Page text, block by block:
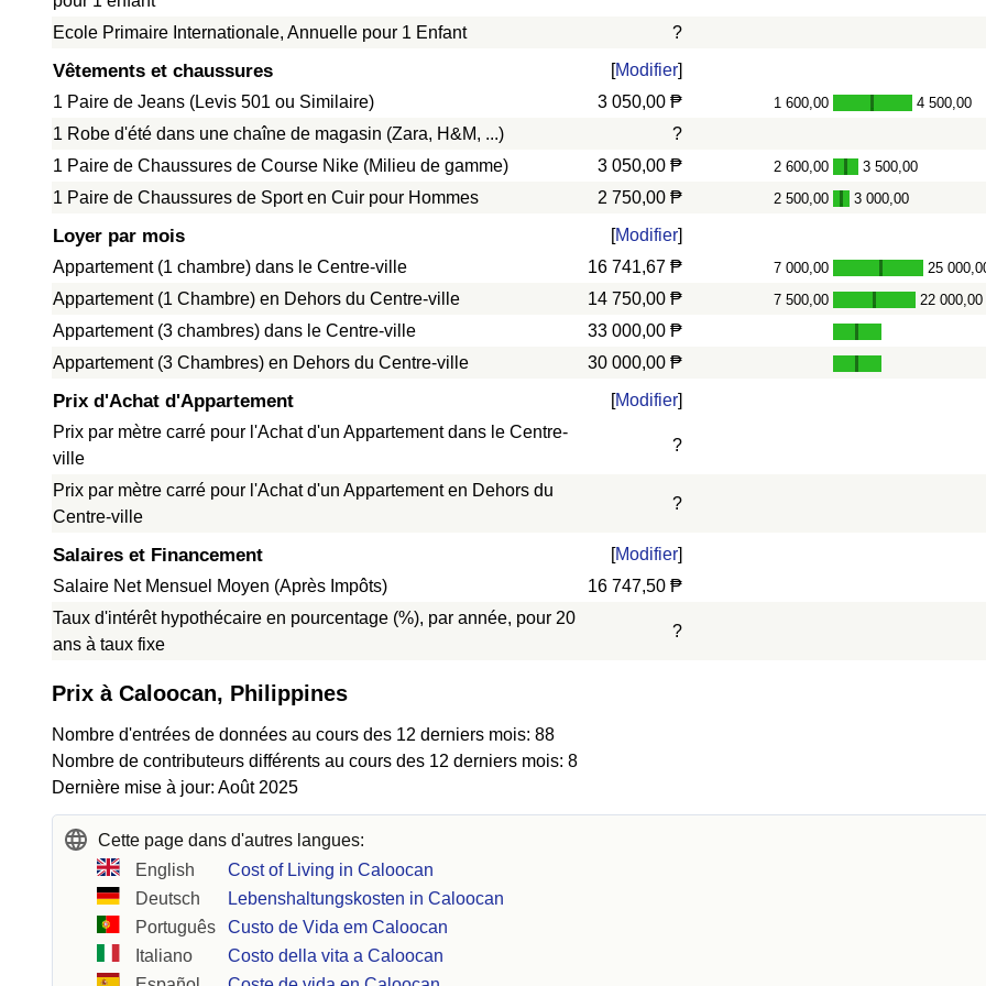
Ecole Primaire Internationale, Annuelle pour 1 Enfant
?
Vêtements et chaussures [Modifier]
1 Paire de Jeans (Levis 501 ou Similaire)
3 050,00 ₱ 1 600,00 - 4 500,00
1 Robe d'été dans une chaîne de magasin (Zara, H&M, ...)
?
1 Paire de Chaussures de Course Nike (Milieu de gamme)
3 050,00 ₱ 2 600,00 - 3 500,00
1 Paire de Chaussures de Sport en Cuir pour Hommes 2 750,00 ₱ 2 500,00 - 3 000,00
Loyer par mois [Modifier]
Appartement (1 chambre) dans le Centre-ville
16 741,67 ₱ 7 000,00 - 25
Appartement (1 Chambre) en Dehors du Centre-ville 14 750,00 ₱ 7 500,00 - 22 000,00
Appartement (3 chambres) dans le Centre-ville
33 000,00 ₱
Appartement (3 Chambres) en Dehors du Centre-ville
30 000,00 ₱
Prix d'Achat d'Appartement [Modifier]
Prix par mètre carré pour l'Achat d'un Appartement dans le Centre-
ville
?
Prix par mètre carré pour l'Achat d'un Appartement en Dehors du
Centre-ville
?
Salaires et Financement [Modifier]
Salaire Net Mensuel Moyen (Après Impôts)
16 747,50 ₱
Taux d'intérêt hypothécaire en pourcentage (%), par année, pour 20
ans à taux fixe
?
Prix à Caloocan, Philippines
Nombre d'entrées de données au cours des 12 derniers mois: 88
Nombre de contributeurs différents au cours des 12 derniers mois: 8
Dernière mise à jour: Août 2025
Cette page dans d'autres langues:
English
Cost of Living in Caloocan
Deutsch
Lebenshaltungskosten in Caloocan
Português
Custo de Vida em Caloocan
Italiano
Costo della vita a Caloocan